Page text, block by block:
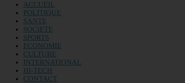
ACCUEIL
POLITIQUE
SANTE
SOCIETE
SPORTS
ECONOMIE
CULTURE
INTERNATIONAL
HI-TECH
CONTACT